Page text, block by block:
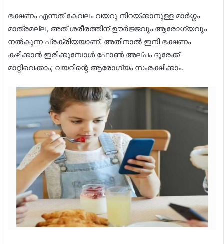
ഭക്ഷണം എന്നത് കേവലം വയറു നിറയ്ക്കാനുള്ള മാർഗ്ഗം
മാത്രമല്ല, അത് ശരീരത്തിന് ഊർജ്ജവും ആരോഗ്യവും
നൽകുന്ന പ്രക്രിയയാണ്. അതിനാൽ ഇനി ഭക്ഷണം
കഴിക്കാൻ ഇരിക്കുമ്പോൾ ഫോൺ അല്പം ദൂരേക്ക്
മാറ്റിവെക്കാം; വയറിന്റെ ആരോഗ്യം സംരക്ഷിക്കാം.